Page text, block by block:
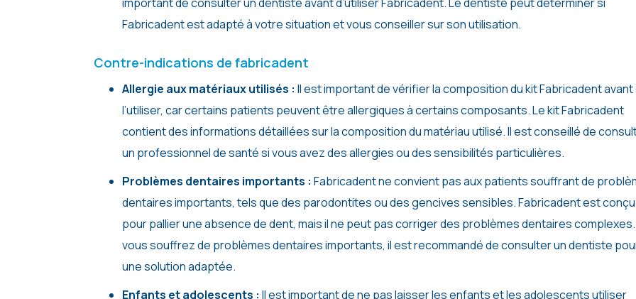
Fabricadent est adapté à votre situation et vous conseiller sur son utilisation.
Contre-indications de fabricadent
Allergie aux matériaux utilisés : Il est important de vérifier la composition du kit Fabricadent avant
l’utiliser, car certains patients peuvent être allergiques à certains composants. Le kit Fabricadent
contient des informations détaillées sur la composition du matériau utilisé. Il est conseillé de
un professionnel de santé si vous avez des allergies ou des sensibilités particulières.
Problèmes dentaires importants : Fabricadent ne convient pas aux patients souffrant de
dentaires importants, tels que des parodontites ou des gencives sensibles. Fabricadent est conçu
pour pallier une absence de dent, mais il ne peut pas corriger des problèmes dentaires complexes.
vous souffrez de problèmes dentaires importants, il est recommandé de consulter un dentiste
une solution adaptée.
Enfants et adolescents : Il est important de ne pas laisser les enfants et les adolescents utiliser